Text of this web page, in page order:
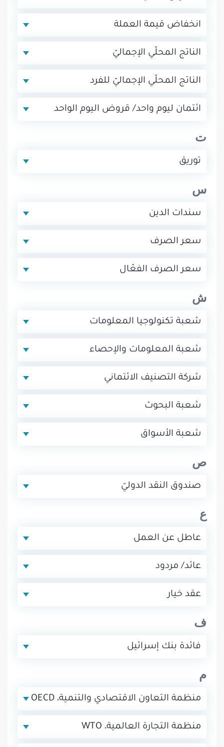
انخفاض قيمة العملة
الناتج المحلّي الإجماليّ
الناتج المحلّي الإجماليّ للفرد
ائتمان ليوم واحد/ قروض اليوم الواحد
ت
توريق
س
سندات الدين
سعر الصرف
سعر الصرف الفعّال
ش
شعبة تكنولوجيا المعلومات
شعبة المعلومات والإحصاء
شركة التصنيف الائتماني
شعبة البحوث
شعبة الأسواق
ص
صندوق النقد الدوليّ
ع
عاطل عن العمل
عائد/ مردود
عقد خيار
ف
فائدة بنك إسرائيل
م
منظمة التعاون الاقتصادي والتنمية، OECD
منظمة التجارة العالمية، WTO